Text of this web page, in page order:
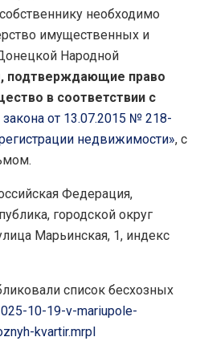
необходимо
имущественных и
Народной
подтверждающие право
в соответствии с
от 13.07.2015 № 218-
недвижимости», с
Федерация,
городской округ
Марьинская, 1, индекс
список бесхозных
10-19-v-mariupole-
kvartir.mrpl